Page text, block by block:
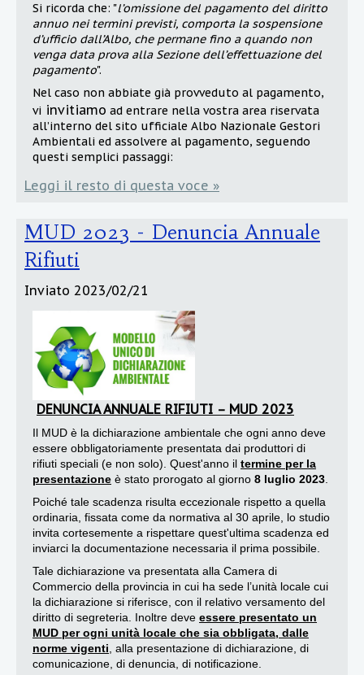
Si ricorda che: "l’omissione del pagamento del diritto
annuo nei termini previsti, comporta la sospensione
d’ufficio dall’Albo, che permane fino a quando non
venga data prova alla Sezione dell’effettuazione del
pagamento".
Nel caso non abbiate già provveduto al pagamento,
vi invitiamo ad entrare nella vostra area riservata
all’interno del sito ufficiale Albo Nazionale Gestori
Ambientali ed assolvere al pagamento, seguendo
questi semplici passaggi:
Leggi il resto di questa voce »
MUD 2023 - Denuncia Annuale
Rifiuti
Inviato 2023/02/21
DENUNCIA ANNUALE RIFIUTI – MUD 2023
Il MUD è la dichiarazione ambientale che ogni anno deve
essere obbligatoriamente presentata dai produttori di
rifiuti speciali (e non solo). Quest'anno il termine per la
presentazione è stato prorogato al giorno 8 luglio 2023
Poiché tale scadenza risulta eccezionale rispetto a quella
ordinaria, fissata come da normativa al 30 aprile, lo studio
invita cortesemente a rispettare quest'ultima scadenza ed
inviarci la documentazione necessaria il prima possibile.
Tale dichiarazione va presentata alla Camera di
Commercio della provincia in cui ha sede l’unità locale cui
la dichiarazione si riferisce, con il relativo versamento del
diritto di segreteria. Inoltre deve essere presentato un
MUD per ogni unità locale che sia obbligata, dalle
norme vigenti , alla presentazione di dichiarazione, di
comunicazione, di denuncia, di notificazione.